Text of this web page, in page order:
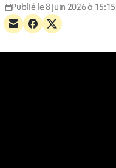
Publié le 8 juin 2026 à 15:15